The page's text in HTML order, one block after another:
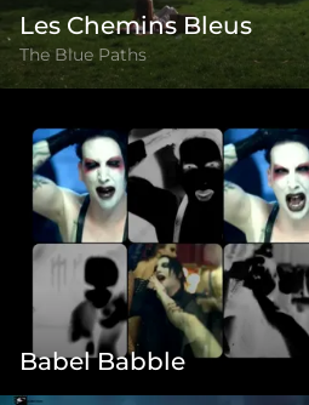
Les Chemins Bleus
The Blue Paths
Babel Babble